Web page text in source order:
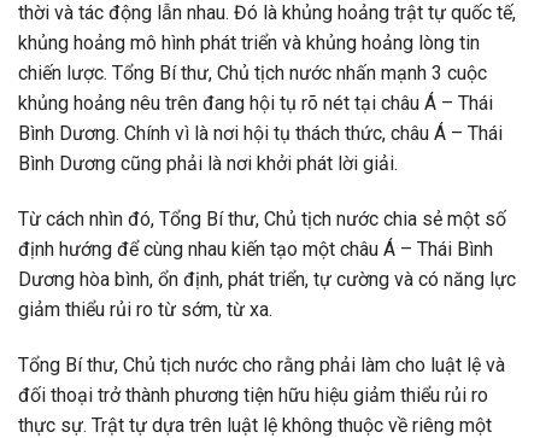
thời và tác động lẫn nhau. Đó là khủng hoảng trật tự quốc tế,
khủng hoảng mô hình phát triển và khủng hoảng lòng tin
chiến lược. Tổng Bí thư, Chủ tịch nước nhấn mạnh 3 cuộc
khủng hoảng nêu trên đang hội tụ rõ nét tại châu Á – Thái
Bình Dương. Chính vì là nơi hội tụ thách thức, châu Á – Thái
Bình Dương cũng phải là nơi khởi phát lời giải.
Từ cách nhìn đó, Tổng Bí thư, Chủ tịch nước chia sẻ một số
định hướng để cùng nhau kiến tạo một châu Á – Thái Bình
Dương hòa bình, ổn định, phát triển, tự cường và có năng lực
giảm thiểu rủi ro từ sớm, từ xa.
Tổng Bí thư, Chủ tịch nước cho rằng phải làm cho luật lệ và
đối thoại trở thành phương tiện hữu hiệu giảm thiểu rủi ro
thực sự. Trật tự dựa trên luật lệ không thuộc về riêng một